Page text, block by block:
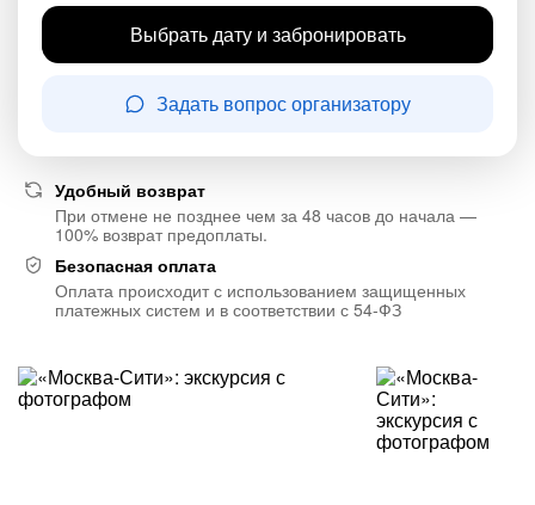
Выбрать дату и забронировать
Задать вопрос организатору
Удобный возврат
При отмене не позднее чем за 48 часов до начала —
100% возврат предоплаты.
Безопасная оплата
Оплата происходит с использованием защищенных
платежных систем и в соответствии с 54-ФЗ